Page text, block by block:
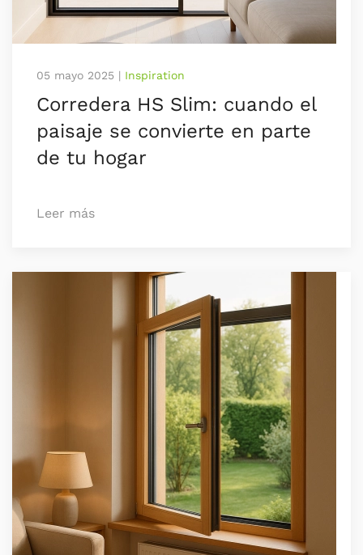
05 mayo 2025 | Inspiration
Corredera HS Slim: cuando el
paisaje se convierte en parte
de tu hogar
Leer más